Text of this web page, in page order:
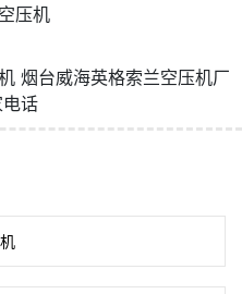
压机
烟台威海英格索兰空压机厂
话
微信号